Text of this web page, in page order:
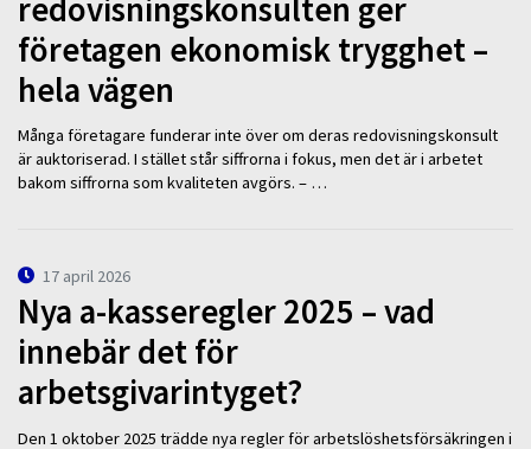
redovisningskonsulten ger
företagen ekonomisk trygghet –
hela vägen
Många företagare funderar inte över om deras redovisningskonsult
är auktoriserad. I stället står siffrorna i fokus, men det är i arbetet
bakom siffrorna som kvaliteten avgörs. – …
17 april 2026
Nya a-kasseregler 2025 – vad
innebär det för
arbetsgivarintyget?
Den 1 oktober 2025 trädde nya regler för arbetslöshetsförsäkringen i